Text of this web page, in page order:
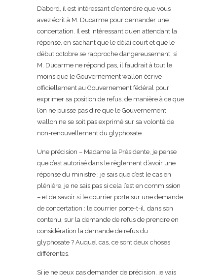
D’abord, il est intéressant d’entendre que vous
avez écrit à M. Ducarme pour demander une
concertation. Il est intéressant qu’en attendant la
réponse, en sachant que le délai court et que le
début octobre se rapproche dangereusement, si
M. Ducarme ne répond pas, il faudrait à tout le
moins que le Gouvernement wallon écrive
officiellement au Gouvernement fédéral pour
exprimer sa position de refus, de manière à ce que
l’on ne puisse pas dire que le Gouvernement
wallon ne se soit pas exprimé sur sa volonté de
non-renouvellement du glyphosate.
Une précision – Madame la Présidente, je pense
que c’est autorisé dans le règlement d’avoir une
réponse du ministre ; je sais que c’est le cas en
plénière, je ne sais pas si cela l’est en commission
– et de savoir si le courrier porte sur une demande
de concertation : le courrier porte-t-il, dans son
contenu, sur la demande de refus de prendre en
considération la demande de refus du
glyphosate ? Auquel cas, ce sont deux choses
différentes.
Si je ne peux pas demander de précision, je vais